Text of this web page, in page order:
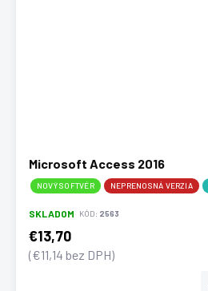
Microsoft Access 2016
NEPRENOSNÁ VERZIA
NOVÝ SOFTVÉR
SKLADOM KÓD: 2563
€13,70
(€11,14 bez DPH)